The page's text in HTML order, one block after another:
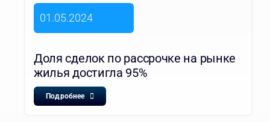
01.05.2024
Доля сделок по рассрочке на рынке
жилья достигла 95%
Подробнее